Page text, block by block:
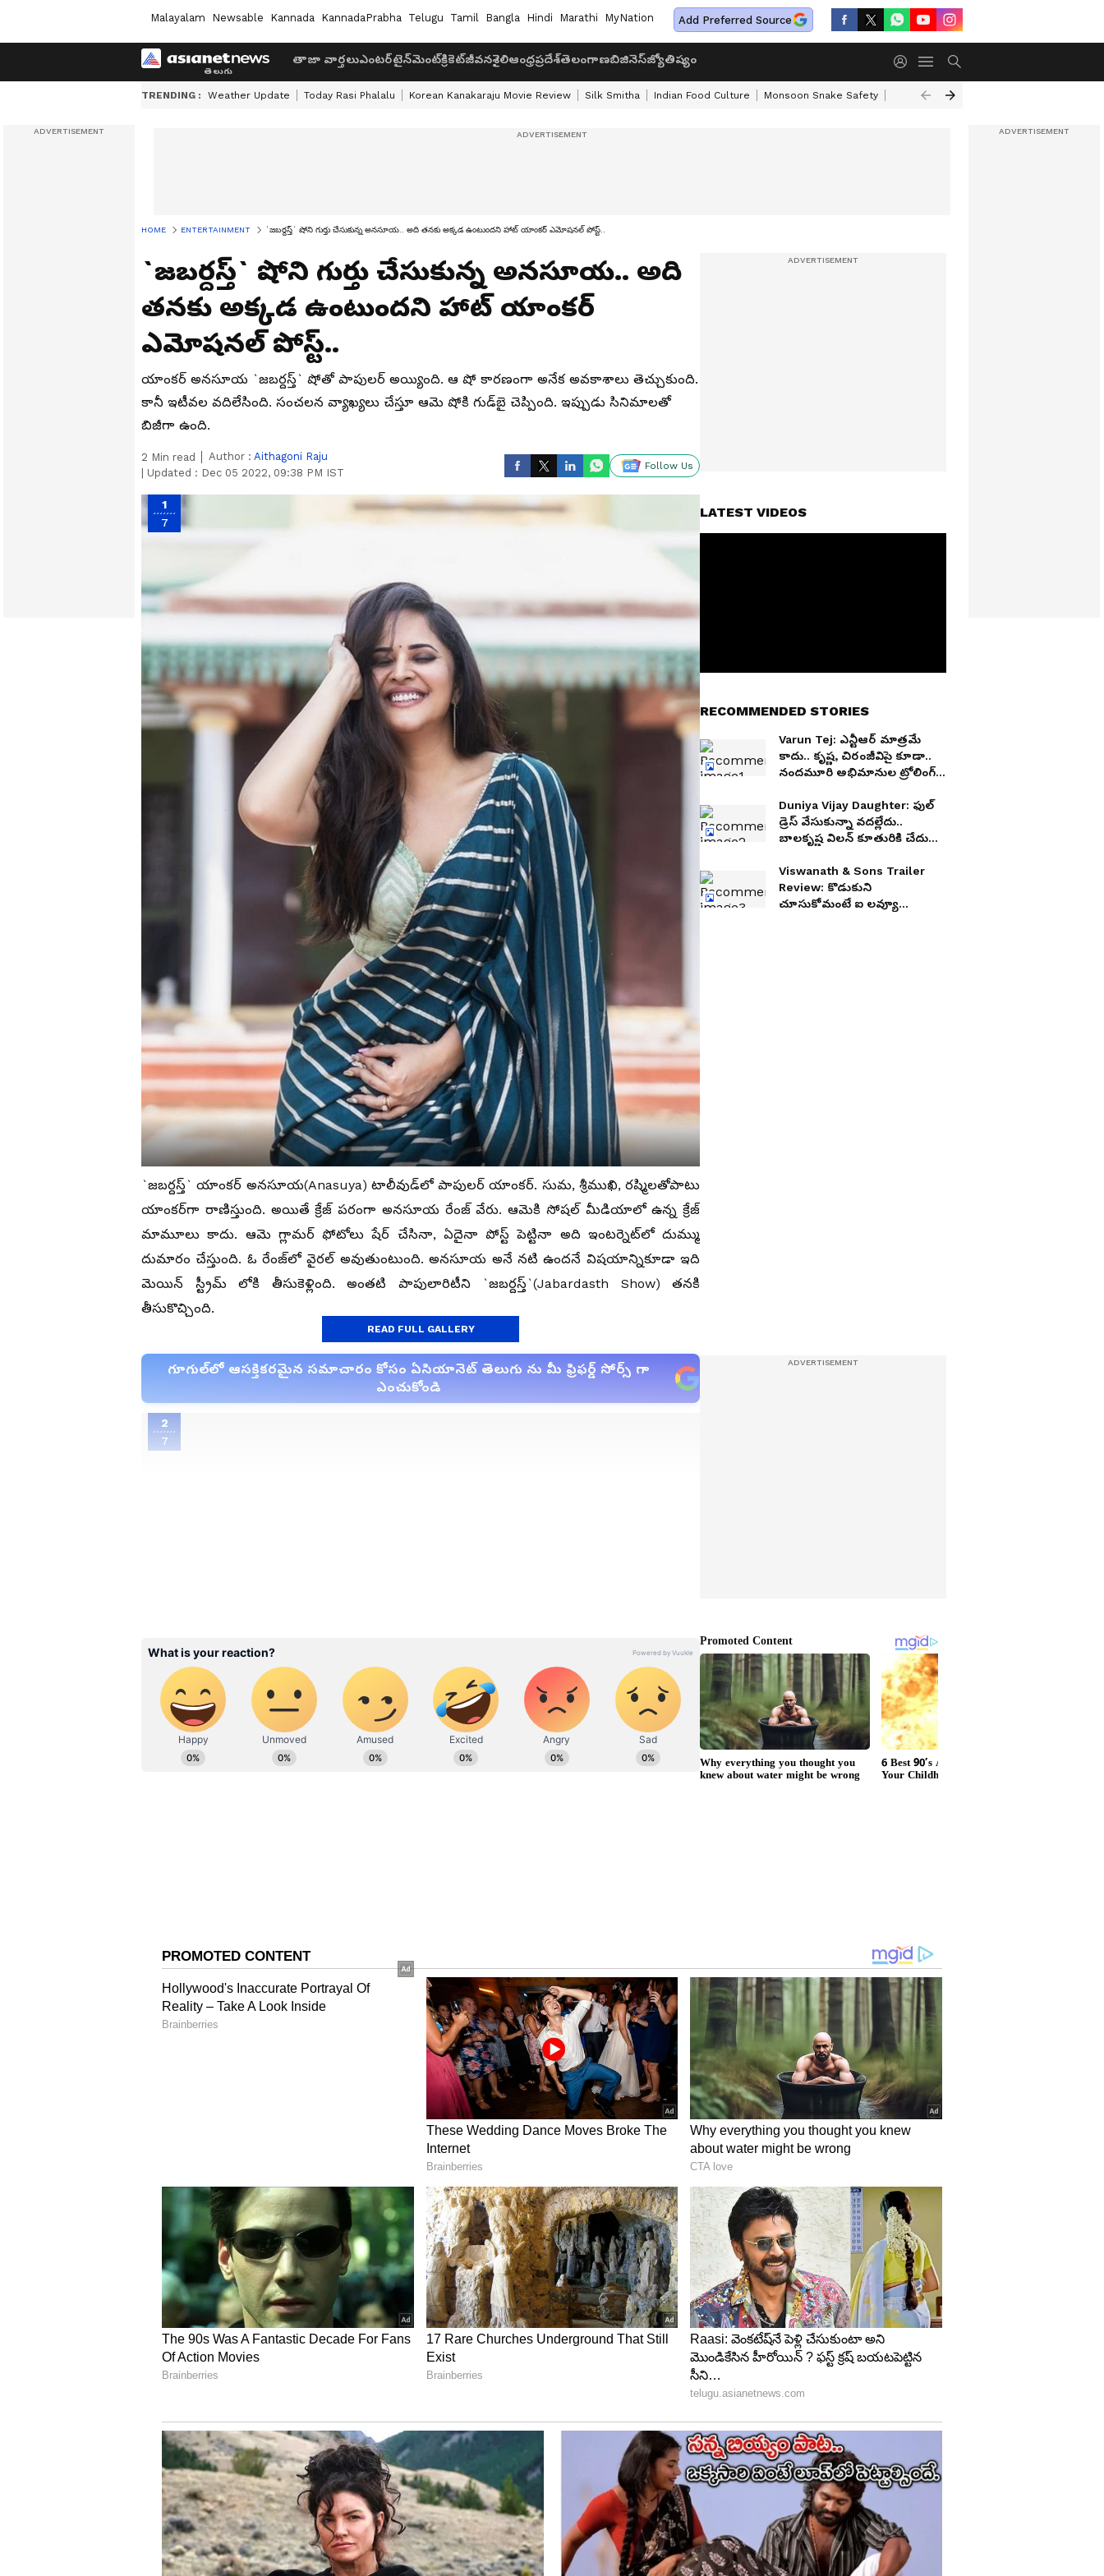
Malayalam Newsable Kannada KannadaPrabha Telugu Tamil Bangla Hindi Marathi MyNation Add Preferred Source
తాజా వార్తలుఎంటర్‌టైన్‌మెంట్క్రికెట్జీవనశైలిఆంధ్రప్రదేశ్తెలంగాణబిజినెస్జ్యోతిష్యం
TRENDING : Weather Update Today Rasi Phalalu Korean Kanakaraju Movie Review Silk Smitha Indian Food Culture Monsoon Snake Safety Akkineni Nageswara Rao
HOME ENTERTAINMENT `జబర్దస్త్` షోని గుర్తు చేసుకున్న అనసూయ.. అది తనకు అక్కడ ఉంటుందని హాట్‌ యాంకర్‌ ఎమోషనల్‌ పోస్ట్..
`జబర్దస్త్` షోని గుర్తు చేసుకున్న అనసూయ.. అది
తనకు అక్కడ ఉంటుందని హాట్‌ యాంకర్‌
ఎమోషనల్‌ పోస్ట్..
యాంకర్‌ అనసూయ `జబర్దస్త్` షోతో పాపులర్‌ అయ్యింది. ఆ షో కారణంగా అనేక అవకాశాలు తెచ్చుకుంది.
కానీ ఇటీవల వదిలేసింది. సంచలన వ్యాఖ్యలు చేస్తూ ఆమె షోకి గుడ్‌బై చెప్పింది. ఇప్పుడు సినిమాలతో
బిజీగా ఉంది.
2 Min read Author : Aithagoni Raju
Updated : Dec 05 2022, 09:38 PM IST
Follow Us
1
7
`జబర్దస్త్` యాంకర్‌ అనసూయ(Anasuya) టాలీవుడ్‌లో పాపులర్‌ యాంకర్‌. సుమ, శ్రీముఖి, రష్మిలతోపాటు
యాంకర్‌గా రాణిస్తుంది. అయితే క్రేజ్‌ పరంగా అనసూయ రేంజ్‌ వేరు. ఆమెకి సోషల్‌ మీడియాలో ఉన్న క్రేజ్‌
మామూలు కాదు. ఆమె గ్లామర్‌ ఫోటోలు షేర్‌ చేసినా, ఏదైనా పోస్ట్ పెట్టినా అది ఇంటర్నెట్‌లో దుమ్ము
దుమారం చేస్తుంది. ఓ రేంజ్‌లో వైరల్‌ అవుతుంటుంది. అనసూయ అనే నటి ఉందనే విషయాన్నికూడా ఇది
మెయిన్‌ స్ట్రీమ్‌ లోకి తీసుకెళ్లింది. అంతటి పాపులారిటీని `జబర్దస్త్`(Jabardasth Show) తనకి
తీసుకొచ్చింది.
గూగుల్‌లో ఆసక్తికరమైన సమాచారం కోసం ఏసియానెట్ తెలుగు ను మీ ఫ్రిఫర్డ్ సోర్స్ గా
ఎంచుకోండి
2
7
ఇటీవల అనసూయ(Anchor Anasuya) `జబర్దస్త్`ని వీడింది. ఈ సందర్భంగా పలు విమర్శలు చేసింది.
బాడీ షేమింగ్‌, వల్గర్‌ కామెంట్లు, నిర్వాహణ హౌజ్‌పై కూడా ఆమె విమర్శలు చేస్తూ బయటకొచ్చింది. ఆ షో
అభిమానులు అడిగిన ప్రశ్నలకు ఓపికగా సమాధానాలు చెప్పింది అనసూయ. టీవీ షోస్‌లో ఎప్పుడు
కనిపిస్తారన్న ప్రశ్నకి, ఇప్పుడు టీవీకి బ్రేక్‌ తీసుకున్నా అని, ఏదైనా ఎగ్జైటింగ్‌ షో వచ్చేంత వరకు ఇంతే అని
అవుతున్నారా? అన్ని అడగ్గా, దానికి అనసూయ రియాక్ట్ అవుతూ దానిపై పాజిటివ్‌గా స్పందించింది.
READ FULL GALLERY
LATEST VIDEOS
RECOMMENDED STORIES
Varun Tej: ఎన్టీఆర్ మాత్రమే
కాదు.. కృష్ణ, చిరంజీవిపై కూడా..
నందమూరి అభిమానుల ట్రోలింగ్ కి
Duniya Vijay Daughter: ఫుల్
డ్రెస్ వేసుకున్నా వదల్లేదు..
బాలకృష్ణ విలన్ కూతురికి చేదు
Viswanath & Sons Trailer
Review: కొడుకుని
చూసుకోమంటే ఐ లవ్యూ